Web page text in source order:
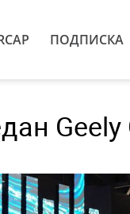
ПОДПИСКА
Geely